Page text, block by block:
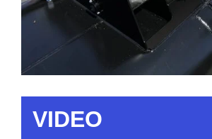
VIDEO